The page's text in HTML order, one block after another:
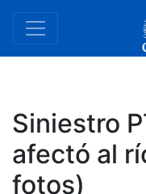
Siniestro
afectó al
fotos)